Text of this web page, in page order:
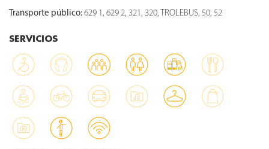
Transporte público: 629 1, 629 2, 321, 320, TROLEBUS, 50, 52
SERVICIOS